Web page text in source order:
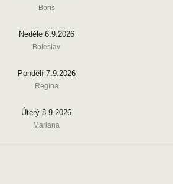
Boris
Neděle 6.9.2026
Boleslav
Pondělí 7.9.2026
Regína
Úterý 8.9.2026
Mariana